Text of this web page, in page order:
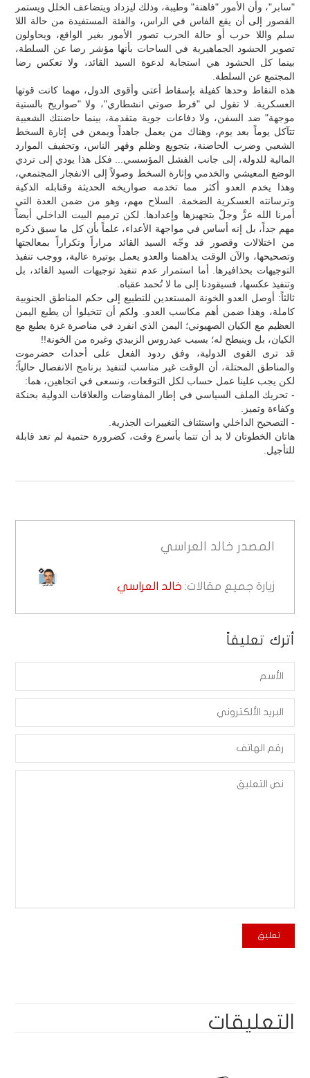
"سابر"، وأن الأمور "فاهنة" وطيبة، وذلك ليزداد ويتضاعف الخلل ويستمر
القصور إلى أن يقع الفاس في الراس، والفئة المستفيدة من حالة اللا
سلم واللا حرب أو حالة الحرب تصور الأمور بغير الواقع، ويحاولون
تصوير الحشود الجماهيرية في الساحات بأنها مؤشر رضا عن السلطة،
بينما كل الحشود هي استجابة لدعوة السيد القائد، ولا تعكس رضا
المجتمع عن السلطة.
هذه النقاط وحدها كفيلة بإسقاط أعتى وأقوى الدول، مهما كانت قوتها
العسكرية. لا تقول لي "فرط صوتي انشطاري"، ولا "صواريخ بالستية
موجهة" ضد السفن، ولا دفاعات جوية متقدمة، بينما حاضنتك الشعبية
تتآكل يوماً بعد يوم، وهناك من يعمل جاهداً ويمعن في إثارة السخط
الشعبي وضرب الحاضنة، بتجويع وظلم وقهر الناس، وتجفيف الموارد
المالية للدولة، إلى جانب الفشل المؤسسي... فكل هذا يودي إلى تردي
الوضع المعيشي والخدمي وإثارة السخط وصولاً إلى الانفجار المجتمعي،
وهذا يخدم العدو أكثر مما تخدمه صواريخه الحديثة وقنابله الذكية
وترسانته العسكرية الضخمة. السلاح مهم، وهو من ضمن العدة التي
أمرنا الله عزَّ وجلّ بتجهيزها وإعدادها. لكن ترميم البيت الداخلي أيضاً
مهم جداً، بل إنه أساس في مواجهة الأعداء، علماً بأن كل ما سبق ذكره
من اختلالات وقصور قد وجّه السيد القائد مراراً وتكراراً بمعالجتها
وتصحيحها، والآن الوقت يداهمنا والعدو يعمل بوتيرة عالية، ووجب تنفيذ
التوجيهات بحذافيرها. أما استمرار عدم تنفيذ توجيهات السيد القائد، بل
وتنفيذ عكسها، فسيقودنا إلى ما لا تُحمد عقباه.
ثالثاً: أوصل العدو الخونة المستعدين للتطبيع إلى حكم المناطق الجنوبية
كاملة، وهذا ضمن أهم مكاسب العدو. ولكم أن تتخيلوا أن يطبع اليمن
العظيم مع الكيان الصهيوني؛ اليمن الذي انفرد في مناصرة غزة يطبع مع
الكيان، بل وينبطح له؛ بسبب عيدروس الزبيدي وغيره من الخونة!!
قد ترى القوى الدولية، وفق ردود الفعل على أحداث حضرموت
والمناطق المحتلة، أن الوقت غير مناسب لتنفيذ برنامج الانفصال حالياً؛
لكن يجب علينا عمل حساب لكل التوقعات، ونسعى في اتجاهين، هما:
- تحريك الملف السياسي في إطار المفاوضات والعلاقات الدولية بحنكة
وكفاءة وتميز.
- التصحيح الداخلي واستئناف التغييرات الجذرية.
هاتان الخطوتان لا بد أن تتما بأسرع وقت، كضرورة حتمية لم تعد قابلة
للتأجيل.
المصدر خالد العراسي
زيارة جميع مقالات: خالد العراسي
أترك تعليقاً
التعليقات